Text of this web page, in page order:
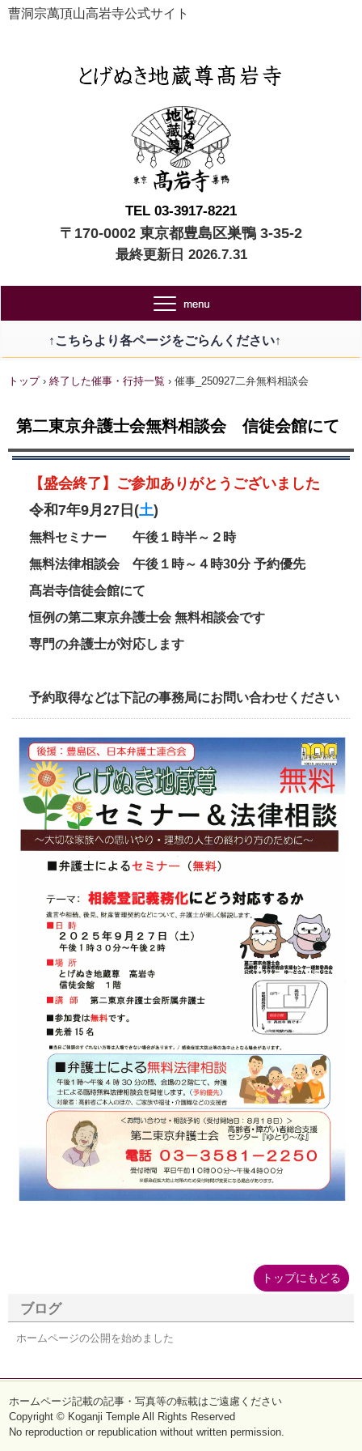
曹洞宗萬頂山高岩寺公式サイト
TEL 03-3917-8221
〒170-0002 東京都豊島区巣鴨 3-35-2
最終更新日 2026.7.31
↑こちらより各ページをごらんください↑
トップ › 終了した催事・行持一覧 › 催事_250927二弁無料相談会
第二東京弁護士会無料相談会 信徒会館にて
【盛会終了】ご参加ありがとうございました
令和7年9月27日(土)
無料セミナー 午後１時半～２時
無料法律相談会 午後１時～４時30分 予約優先
髙岩寺信徒会館にて
恒例の第二東京弁護士会 無料相談会です
専門の弁護士が対応します
予約取得などは下記の事務局にお問い合わせください
トップにもどる
ブログ
ホームページの公開を始めました
ホームページ記載の記事・写真等の転載はご遠慮ください
Copyright © Koganji Temple All Rights Reserved
No reproduction or republication without written permission.